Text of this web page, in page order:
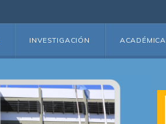
INVESTIGACIÓN ACADÉMICA